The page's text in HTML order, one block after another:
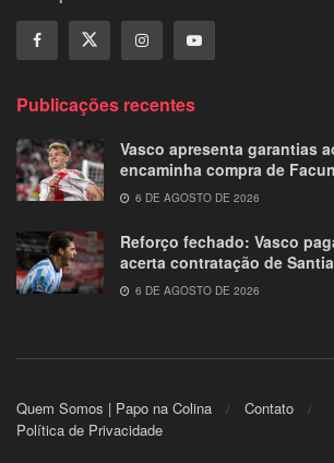
Publicações recentes
Vasco apresenta garantias
encaminha compra de
6 DE AGOSTO DE 2026
Reforço fechado: Vasco
acerta contratação de
6 DE AGOSTO DE 2026
Quem Somos | Papo na Colina
Contato
Política de Privacidade